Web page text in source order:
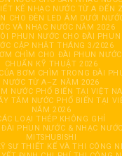
KẾ NHẠC NƯỚC TỪ A ĐẾN
CHO ĐÈN LED ÂM DƯỚI
VÀ NHẠC NƯỚC NĂM 2026
PHUN NƯỚC CHO ĐÀI
CẬP NHẬT THÁNG 3/2026
CHÌM CHO ĐÀI PHUN
CHUẨN KỸ THUẬT 2026
BƠM CHÌM TRONG ĐÀI
NƯỚC TỪ A–Z NĂM 2026
NƯỚC PHỔ BIẾN TẠI VIỆT
TĂM NƯỚC PHỔ BIẾN TẠI
NĂM 2026
LOẠI THÉP KHÔNG GHỈ
PHUN NƯỚC & NHẠC
MITSHUBISHI
SƯ THIẾT KẾ VÀ THI CÔNG